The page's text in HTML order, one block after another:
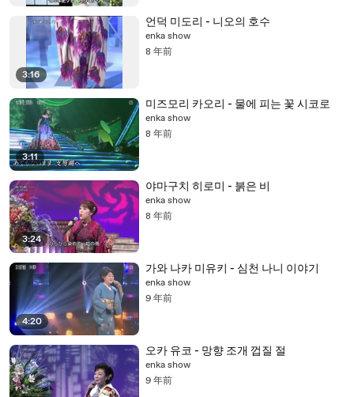
3:16
언덕 미도리 - 니오의 호수
enka show
8 年前
3:11
미즈모리 카오리 - 물에 피는 꽃 시코로
enka show
8 年前
3:24
야마구치 히로미 - 붉은 비
enka show
8 年前
4:20
가와 나카 미유키 - 심천 나니 이야기
enka show
9 年前
오카 유코 - 망향 조개 껍질 절
enka show
9 年前